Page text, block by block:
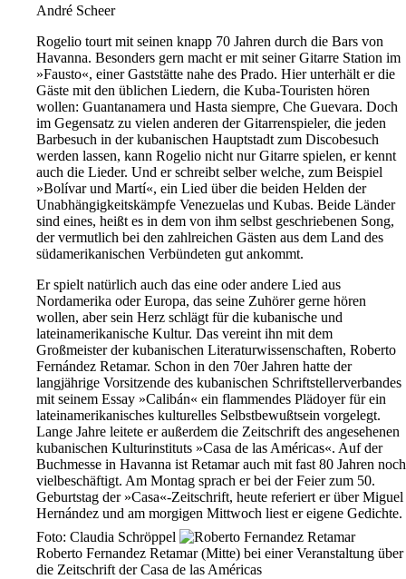
André Scheer
Rogelio tourt mit seinen knapp 70 Jahren durch die Bars von
Havanna. Besonders gern macht er mit seiner Gitarre Station im
»Fausto«, einer Gaststätte nahe des Prado. Hier unterhält er die
Gäste mit den üblichen Liedern, die Kuba-Touristen hören
wollen: Guantanamera und Hasta siempre, Che Guevara. Doch
im Gegensatz zu vielen anderen der Gitarrenspieler, die jeden
Barbesuch in der kubanischen Hauptstadt zum Discobesuch
werden lassen, kann Rogelio nicht nur Gitarre spielen, er kennt
auch die Lieder. Und er schreibt selber welche, zum Beispiel
»Bolívar und Martí«, ein Lied über die beiden Helden der
Unabhängigkeitskämpfe Venezuelas und Kubas. Beide Länder
sind eines, heißt es in dem von ihm selbst geschriebenen Song,
der vermutlich bei den zahlreichen Gästen aus dem Land des
südamerikanischen Verbündeten gut ankommt.
Er spielt natürlich auch das eine oder andere Lied aus
Nordamerika oder Europa, das seine Zuhörer gerne hören
wollen, aber sein Herz schlägt für die kubanische und
lateinamerikanische Kultur. Das vereint ihn mit dem
Großmeister der kubanischen Literaturwissenschaften, Roberto
Fernández Retamar. Schon in den 70er Jahren hatte der
langjährige Vorsitzende des kubanischen Schriftstellerverbandes
mit seinem Essay »Calibán« ein flammendes Plädoyer für ein
lateinamerikanisches kulturelles Selbstbewußtsein vorgelegt.
Lange Jahre leitete er außerdem die Zeitschrift des angesehenen
kubanischen Kulturinstituts »Casa de las Américas«. Auf der
Buchmesse in Havanna ist Retamar auch mit fast 80 Jahren noch
vielbeschäftigt. Am Montag sprach er bei der Feier zum 50.
Geburtstag der »Casa«-Zeitschrift, heute referiert er über Miguel
Hernández und am morgigen Mittwoch liest er eigene Gedichte.
Foto: Claudia Schröppel
Roberto Fernandez Retamar (Mitte) bei einer Veranstaltung über
die Zeitschrift der Casa de las Américas